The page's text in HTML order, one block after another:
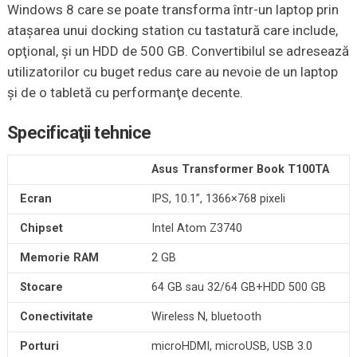
Windows 8 care se poate transforma într-un laptop prin
ataşarea unui docking station cu tastatură care include,
opţional, şi un HDD de 500 GB. Convertibilul se adresează
utilizatorilor cu buget redus care au nevoie de un laptop
şi de o tabletă cu performanţe decente.
Specificaţii tehnice
Asus Transformer Book T100TA
Ecran IPS, 10.1”, 1366×768 pixeli
Chipset Intel Atom Z3740
Memorie RAM 2 GB
Stocare 64 GB sau 32/64 GB+HDD 500 GB
Conectivitate Wireless N, bluetooth
Porturi microHDMI, microUSB, USB 3.0